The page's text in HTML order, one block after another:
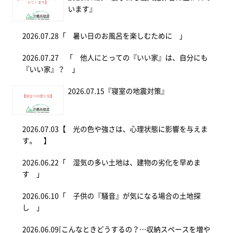
います』
2026.07.28 「 暑い日のお風呂を楽しむために 」
2026.07.27 「 他人にとっての『いい家』は、自分にも
『いい家』？ 」
2026.07.15 『寝室の地震対策』
2026.07.03 【 光の色や強さは、心理状態に影響を与えま
す。 】
2026.06.22 「 湿気の多い土地は、建物の劣化を早めま
す 」
2026.06.10 「 子供の『騒音』が気になる場合の土地探
し 」
2026.06.09 [こんなときどうするの？…収納スペースを増や